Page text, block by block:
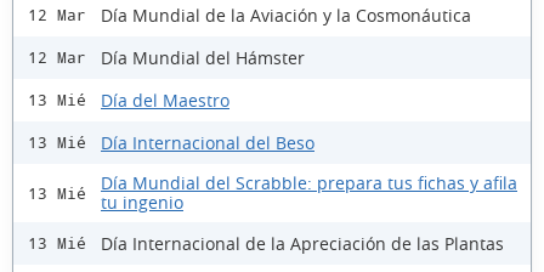
12 Mar Día Mundial de la Aviación y la Cosmonáutica
12 Mar Día Mundial del Hámster
13 Mié Día del Maestro
13 Mié Día Internacional del Beso
13 Mié
Día Mundial del Scrabble: prepara tus fichas y afila
tu ingenio
13 Mié Día Internacional de la Apreciación de las Plantas